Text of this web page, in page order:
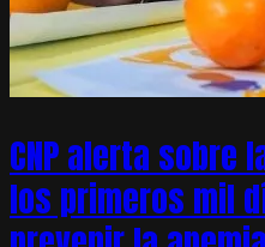
CNP alerta sobre
los primeros mil